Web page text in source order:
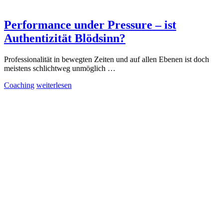
Performance under Pressure – ist
Authentizität Blödsinn?
Professionalität in bewegten Zeiten und auf allen Ebenen ist doch
meistens schlichtweg unmöglich …
Coaching weiterlesen